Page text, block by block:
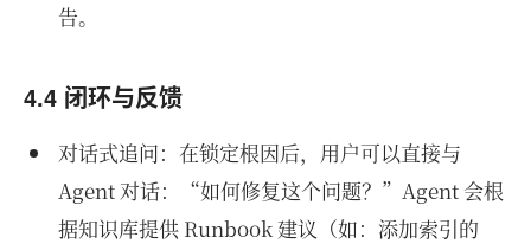
告。
4.4 闭环与反馈
对话式追问：在锁定根因后，用户可以直接与
Agent 对话：“如何修复这个问题？”Agent 会根
据知识库提供 Runbook 建议（如：添加索引的